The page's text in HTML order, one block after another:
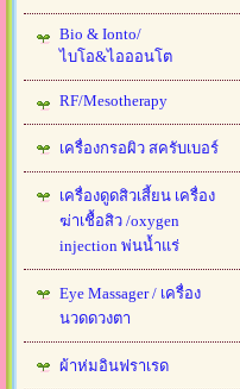
Bio & Ionto/
ไบโอ&ไอออนโต
RF/Mesotherapy
เครื่องกรอผิว สครับเบอร์
เครื่องดูดสิวเสี้ยน เครื่อง
ฆ่าเชื้อสิว /oxygen
injection พ่นน้ำแร่
Eye Massager / เครื่อง
นวดดวงตา
ผ้าห่มอินฟราเรด